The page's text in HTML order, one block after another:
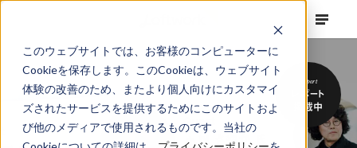
このウェブサイトでは、お客様のコンピューターに
Cookieを保存します。このCookieは、ウェブサイト
体験の改善のため、またより個人向けにカスタマイ
ズされたサービスを提供するためにこのサイトおよ
び他のメディアで使用されるものです。当社の
Report
レポート
掲載中